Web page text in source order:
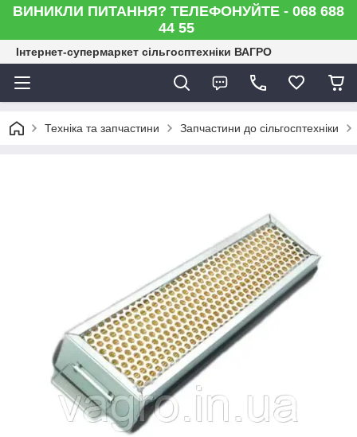
ВИНИКЛИ ПИТАННЯ? ТЕЛЕФОНУЙТЕ - 068 688
44 55
Інтернет-супермаркет сільгосптехніки ВАГРО
Техніка та запчастини Запчастини до сільгосптехніки